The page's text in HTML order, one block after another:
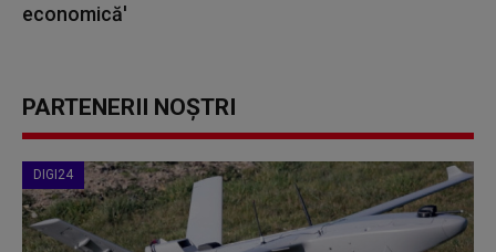
economică'
PARTENERII NOȘTRI
DIGI24